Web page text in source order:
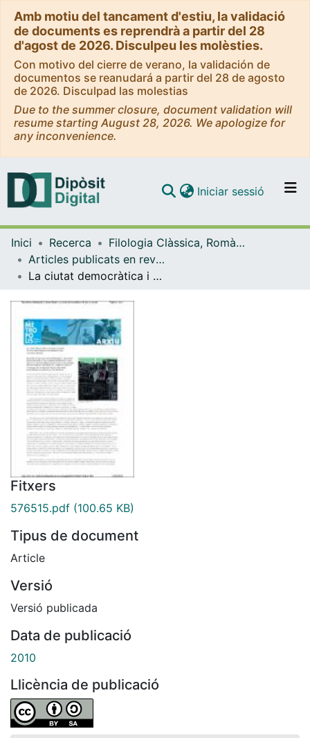
Amb motiu del tancament d'estiu, la validació
de documents es reprendrà a partir del 28
d'agost de 2026. Disculpeu les molèsties.
Con motivo del cierre de verano, la validación de
documentos se reanudará a partir del 28 de agosto
de 2026. Disculpad las molestias
Due to the summer closure, document validation will
resume starting August 28, 2026. We apologize for
any inconvenience.
Navega per tot el DD
Com publicar
Iniciar sessió (current)
Inici Recerca
Filologia Clàssica, Romànica i Semítica
Articles publicats en revistes (Filologia Clàssica, Romànica i Semítica)
La ciutat democràtica i el dret al secret
Fitxers
576515.pdf (100.65 KB)
Tipus de document
Article
Versió
Versió publicada
Data de publicació
2010
Llicència de publicació